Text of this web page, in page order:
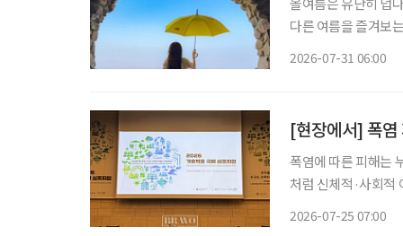
다른 여름을 즐겨보
2026-07-31 06:00
[현장에서] 폭
폭염에 따른 피해는
처럼 신체적·사회적
2026-07-25 07:00